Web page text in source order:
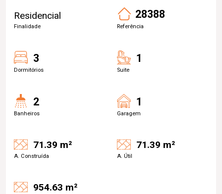
Residencial
Finalidade
28388
Referência
3
Dormitórios
1
Suite
2
Banheiros
1
Garagem
71.39 m²
A. Construída
71.39 m²
A. Útil
954.63 m²